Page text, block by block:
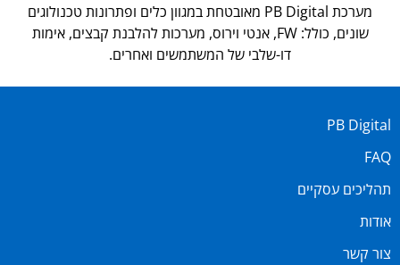
מערכת PB Digital מאובטחת במגוון כלים ופתרונות טכנולוגים
שונים, כולל: FW, אנטי וירוס, מערכות להלבנת קבצים, אימות
דו-שלבי של המשתמשים ואחרים.
PB Digital
FAQ
תהליכים עסקיים
אודות
צור קשר